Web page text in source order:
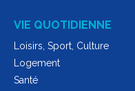
VIE QUOTIDIENNE
Loisirs, Sport, Culture
Logement
Santé